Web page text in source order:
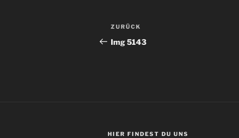
Beitragsnavigation
Vorheriger
Beitrag
ZURÜCK
Img 5143
HIER FINDEST DU UNS